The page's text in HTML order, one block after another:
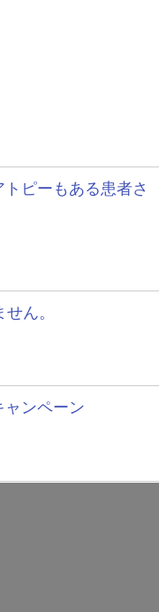
ピーもある患者さ
ん。
ンペーン